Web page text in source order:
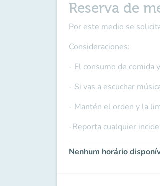
Reserva de
Por este medio se
Consideraciones:
- El consumo de comida
- Si vas a escuchar
- Mantén el orden y la
-Reporta cualquier
Nenhum horário